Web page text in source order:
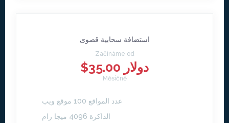
استضافة سحابية قصوى
Začínáme od
$35.00 دولار
Měsíčně
عدد المواقع 100 موقع ويب
الذاكرة 4096 ميجا رام